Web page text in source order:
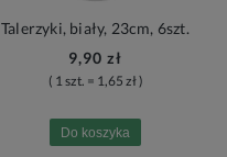
Talerzyki, biały, 23cm, 6szt.
9,90 zł
( 1 szt. = 1,65 zł )
Do koszyka